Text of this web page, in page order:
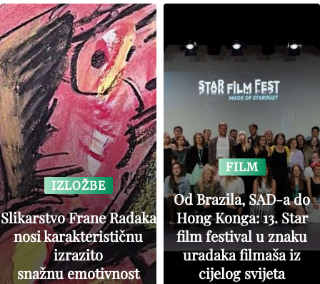
IZLOŽBE
Slikarstvo Frane Radaka
nosi karakterističnu
izrazito
snažnu emotivnost
FILM
Od Brazila, SAD-a do
Hong Konga: 13. Star
film festival u znaku
uradaka filmaša iz
cijelog svijeta